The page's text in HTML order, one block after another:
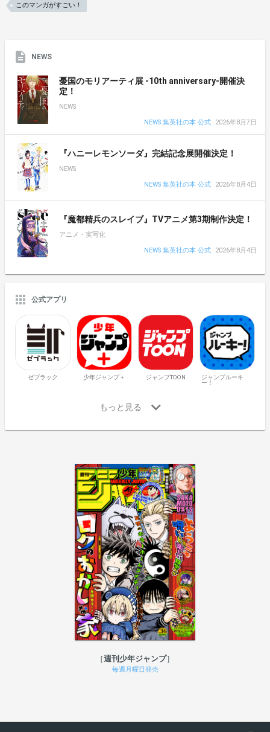
このマンガがすごい！
NEWS
憂国のモリアーティ展 -10th anniversary-開催決
定！
NEWS
NEWS 集英社の本 公式
2026年8月7日
『ハニーレモンソーダ』完結記念展開催決定！
NEWS
NEWS 集英社の本 公式
2026年8月4日
『魔都精兵のスレイブ』TVアニメ第3期制作決定！
アニメ・実写化
NEWS 集英社の本 公式
2026年8月4日
公式アプリ
ゼブラック 少年ジャンプ＋ ジャンプTOON
ジャンプルーキ
ー！
週刊少年ジャンプ
毎週月曜日発売